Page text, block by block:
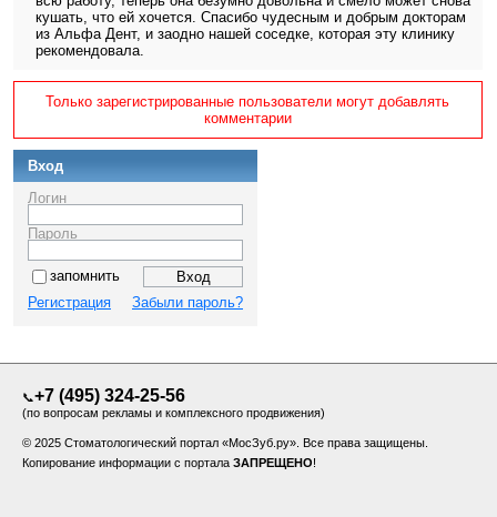
кушать, что ей хочется. Спасибо чудесным и добрым докторам
из Альфа Дент, и заодно нашей соседке, которая эту клинику
рекомендовала.
Только зарегистрированные пользователи могут добавлять
комментарии
Вход
Логин
Пароль
запомнить
Регистрация
Забыли пароль?
📞+7 (495) 324-25-56
(по вопросам рекламы и комплексного продвижения)
© 2025 Стоматологический портал «МосЗуб.ру». Все права защищены.
Копирование информации с портала ЗАПРЕЩЕНО!